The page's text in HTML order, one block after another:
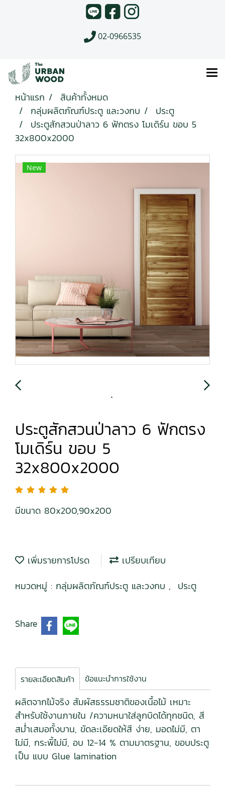
02-0966535
หน้าแรก
สินค้าทั้งหมด
กลุ่มผลิตภัณฑ์ประตู และวงกบ
ประตู
ประตูสักสวนป่าลาว 6 ฟักตรง โมเดิร์น ขอบ 5
32x800x2000
New
ประตูสักสวนป่าลาว 6 ฟักตรง
โมเดิร์น ขอบ 5
32x800x2000
มีขนาด 80x200,90x200
เพิ่มรายการโปรด
เปรียบเทียบ
หมวดหมู่ : กลุ่มผลิตภัณฑ์ประตู และวงกบ , ประตู
Share
รายละเอียดสินค้า ข้อแนะนำการใช้งาน
ผลิตจากไม้จริง สัมผัสธรรมชาติของเนื้อไม้ เหมาะ
สำหรับใช้งานภายใน /ความหนาใส่ลูกบิดได้ทุกชนิด, สี
สม่ำเสมอทั้งบาน, ขัดละเอียดให้สี ง่าย, มอดไม่มี, ตา
ไม่มี, กระพี้ไม่มี, อบ 12-14 % ตามมาตรฐาน, ขอบประตู
เป็น แบบ Glue lamination